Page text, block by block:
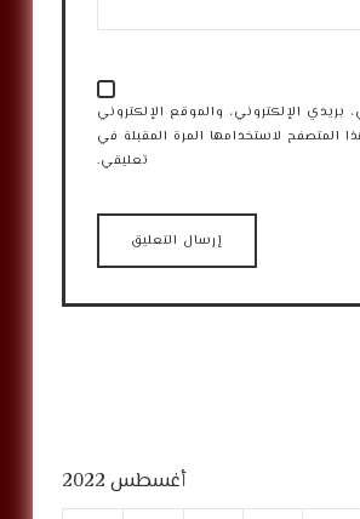
الإلكتروني، والموقع الإلكتروني
المتصفح لاستخدامها المرة المقبلة في
تعليقي.
أغسطس 2022